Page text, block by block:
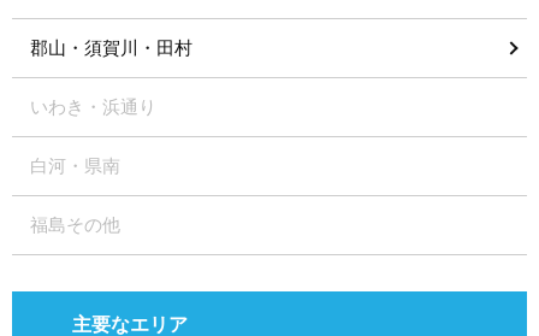
郡山・須賀川・田村
いわき・浜通り
白河・県南
福島その他
主要なエリア